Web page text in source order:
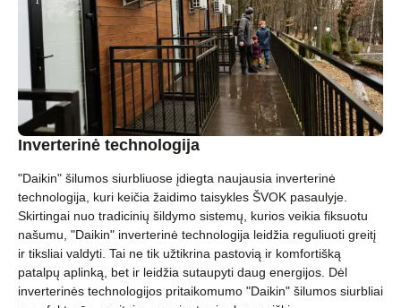
Inverterinė technologija
"Daikin" šilumos siurbliuose įdiegta naujausia inverterinė
technologija, kuri keičia žaidimo taisykles ŠVOK pasaulyje.
Skirtingai nuo tradicinių šildymo sistemų, kurios veikia fiksuotu
našumu, "Daikin" inverterinė technologija leidžia reguliuoti greitį
ir tiksliai valdyti. Tai ne tik užtikrina pastovią ir komfortišką
patalpų aplinką, bet ir leidžia sutaupyti daug energijos. Dėl
inverterinės technologijos pritaikomumo "Daikin" šilumos siurbliai